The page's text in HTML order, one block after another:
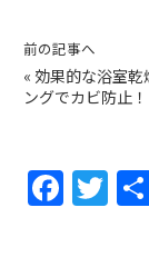
前の記事へ
« 効果的な浴室乾
ングでカビ防止！
F
a
T
w